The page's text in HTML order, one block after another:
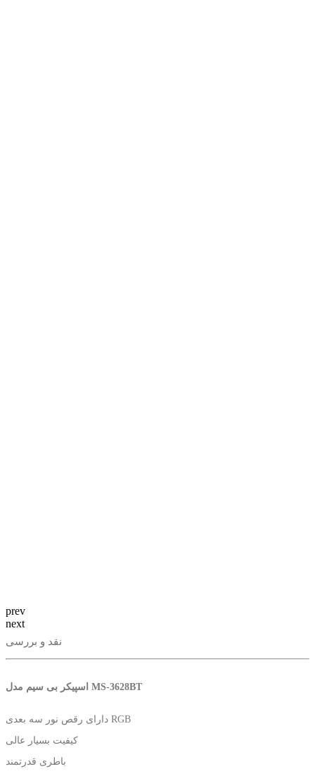
prev
next
نقد و بررسی
اسپیکر بی سیم مدل MS-3628BT
دارای رقص نور سه بعدی RGB
كيفيت بسيار عالی
باطری قدرتمند